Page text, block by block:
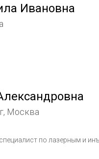
Ивановна
Москва
по лазерным и